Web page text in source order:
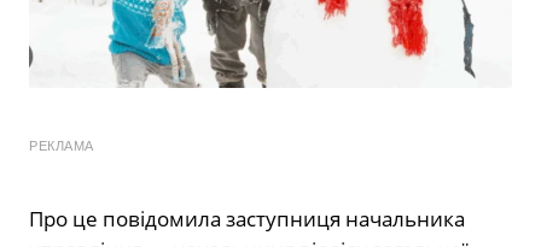
РЕКЛАМА
Про це повідомила заступниця начальника